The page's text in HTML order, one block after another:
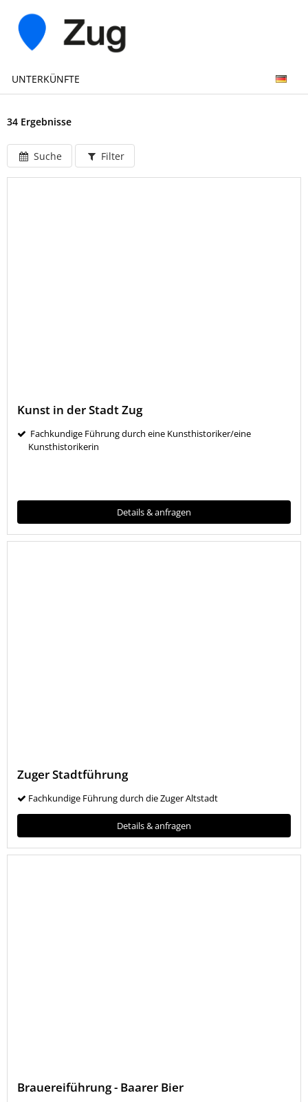
UNTERKÜNFTE
34 Ergebnisse
Suche Filter
Kunst in der Stadt Zug
Fachkundige Führung durch eine Kunsthistoriker/eine
Kunsthistorikerin
Details & anfragen
Zuger Stadtführung
Fachkundige Führung durch die Zuger Altstadt
Details & anfragen
Brauereiführung - Baarer Bier